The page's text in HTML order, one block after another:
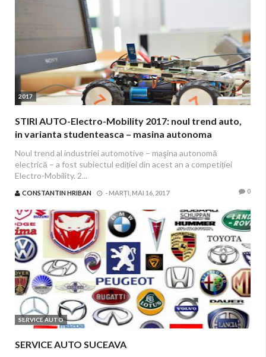
2017
STIRI AUTO-Electro-Mobility 2017: noul trend auto,
in varianta studenteasca – masina autonoma
Noul trend al industriei automotive – maşina autonomă
electrică – a fost subiectul ediției din acest an a competiției
Electro-Mobility. 2...
CONSTANTIN HRIBAN -MARȚI, MAI 16, 2017 0
SERVICE AUTO
SERVICE AUTO SUCEAVA